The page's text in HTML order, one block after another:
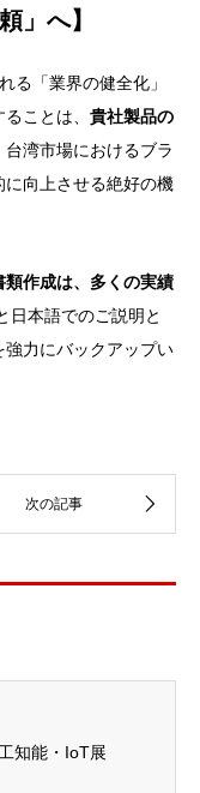
」へ】
る「業界の健全化」
ことは、 貴社製品の
台湾市場におけるブラ
に向上させる絶好の機
作成は、多くの実績
日本語でのご説明と
力にバックアップい
知能・IoT展